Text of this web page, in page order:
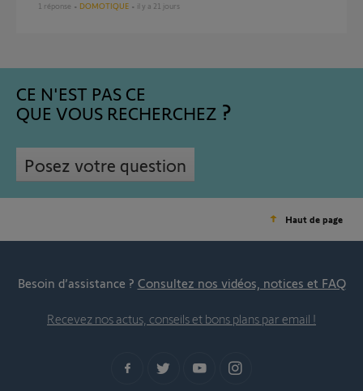
1 réponse DOMOTIQUE il y a 21 jours
CE N'EST PAS CE
QUE VOUS RECHERCHEZ
Posez votre question
Haut de page
Besoin d’assistance ? Consultez nos vidéos, notices et FAQ
Recevez nos actus, conseils et bons plans par email !